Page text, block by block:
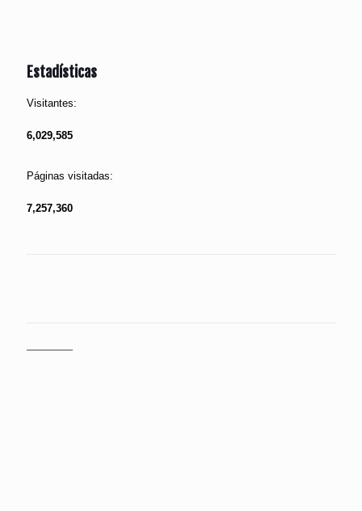
Estadísticas
Visitantes:
6,029,585
Páginas visitadas:
7,257,360